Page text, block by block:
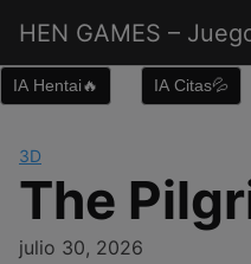
contenido
HEN GAMES –
IA Hentai🔥 IA Citas💦
3D
The
julio 30, 2026